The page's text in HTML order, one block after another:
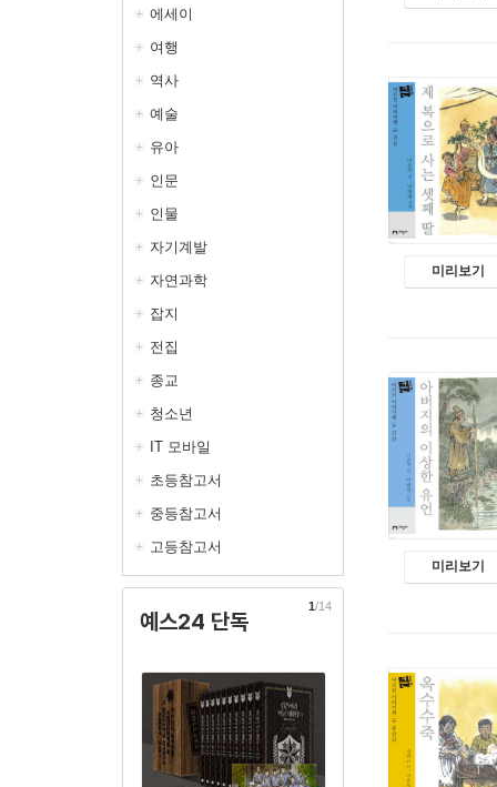
에세이
여행
역사
예술
유아
인문
인물
자기계발
자연과학
잡지
전집
종교
청소년
IT 모바일
초등참고서
중등참고서
고등참고서
예스24 단독
1/14
미리보기
미리보기